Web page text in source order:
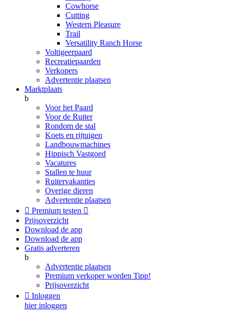
Cowhorse
Cutting
Western Pleasure
Trail
Versatility Ranch Horse
Voltigeerpaard
Recreatiepaarden
Verkopers
Advertentie plaatsen
Marktplaats
b
Voor het Paard
Voor de Ruiter
Rondom de stal
Koets en rijtuigen
Landbouwmachines
Hippisch Vastgoed
Vacatures
Stallen te huur
Ruitervakanties
Overige dieren
Advertentie plaatsen
 Premium testen 
Prijsoverzicht
Download de app
Download de app
Gratis adverteren
b
Advertentie plaatsen
Premium verkoper worden Tipp!
Prijsoverzicht
 Inloggen
hier inloggen